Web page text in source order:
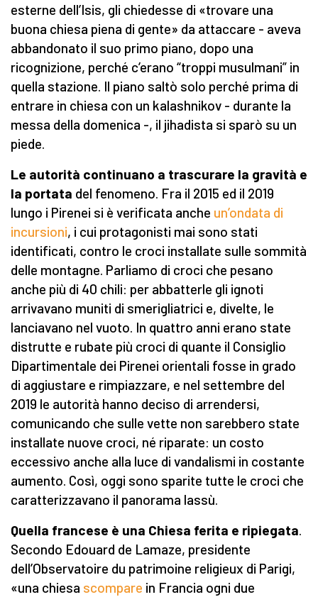
esterne dell’Isis, gli chiedesse di «trovare una
buona chiesa piena di gente» da attaccare - aveva
abbandonato il suo primo piano, dopo una
ricognizione, perché c’erano “troppi musulmani” in
quella stazione. Il piano saltò solo perché prima di
entrare in chiesa con un kalashnikov - durante la
messa della domenica -, il jihadista si sparò su un
piede.
Le autorità continuano a trascurare la gravità e
la portata del fenomeno. Fra il 2015 ed il 2019
lungo i Pirenei si è verificata anche un’ondata di
incursioni, i cui protagonisti mai sono stati
identificati, contro le croci installate sulle sommità
delle montagne. Parliamo di croci che pesano
anche più di 40 chili: per abbatterle gli ignoti
arrivavano muniti di smerigliatrici e, divelte, le
lanciavano nel vuoto. In quattro anni erano state
distrutte e rubate più croci di quante il Consiglio
Dipartimentale dei Pirenei orientali fosse in grado
di aggiustare e rimpiazzare, e nel settembre del
2019 le autorità hanno deciso di arrendersi,
comunicando che sulle vette non sarebbero state
installate nuove croci, né riparate: un costo
eccessivo anche alla luce di vandalismi in costante
aumento. Così, oggi sono sparite tutte le croci che
caratterizzavano il panorama lassù.
Quella francese è una Chiesa ferita e ripiegata.
Secondo Edouard de Lamaze, presidente
dell’Observatoire du patrimoine religieux di Parigi,
«una chiesa scompare in Francia ogni due